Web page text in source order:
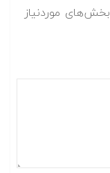
بخش‌های موردنیاز